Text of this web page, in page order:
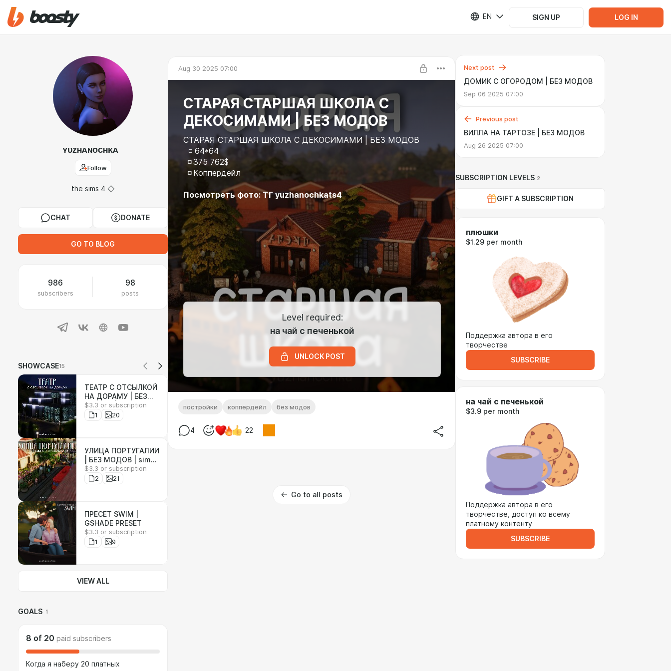
EN SIGN UP LOG IN
ʏᴜᴢʜᴀɴᴏᴄʜᴋᴀ
Follow
the sims 4 ◇
CHAT DONATE
GO TO BLOG
986
subscribers
98
posts
SHOWCASE15
ТЕАТР С ОТСЫЛКОЙ
НА ДОРАМУ | БЕЗ
МОДОВ | sims 4
$3.3 or subscription
1
20
УЛИЦА ПОРТУГАЛИИ
| БЕЗ МОДОВ | sims
4
$3.3 or subscription
2
21
ПРЕСЕТ SWIM |
GSHADE PRESET
$3.3 or subscription
1
9
VIEW ALL
GOALS 1
8 of 20 paid subscribers
Когда я наберу 20 платных
Aug 30 2025 07:00
СТАРАЯ СТАРШАЯ ШКОЛА C
ДЕКОСИМАМИ | БЕЗ МОДОВ
СТАРАЯ СТАРШАЯ ШКОЛА C ДЕКОСИМАМИ | БЕЗ МОДОВ
◽ 64*64
◽375 762$
◽ Коппердейл
Посмотреть фото: ТГ yuzhanochkats4
Level required:
на чай с печенькой
UNLOCK POST
постройки коппердейл без модов
4 22
Go to all posts
Next post
ДОМИК С ОГОРОДОМ | БЕЗ МОДОВ
Sep 06 2025 07:00
Previous post
ВИЛЛА НА ТАРТОЗЕ | БЕЗ МОДОВ
Aug 26 2025 07:00
SUBSCRIPTION LEVELS 2
GIFT A SUBSCRIPTION
плюшки
$1.29 per month
Поддержка автора в его
творчестве
SUBSCRIBE
на чай с печенькой
$3.9 per month
Поддержка автора в его
творчестве, доступ ко всему
платному контенту
SUBSCRIBE